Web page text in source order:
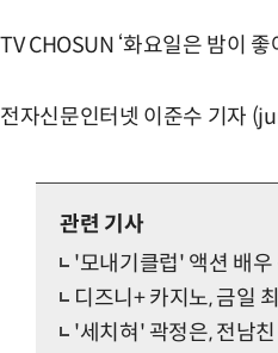
TV CHOSUN ‘화요일은 밤이
전자신문인터넷 이준수 기자
관련 기사
'모내기클럽' 액션 배
디즈니+ 카지노, 금일
'세치혀' 곽정은, 전남